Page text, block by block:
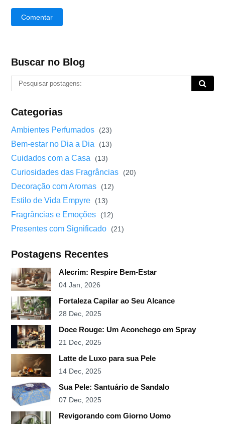
Comentar
Buscar no Blog
Categorias
Ambientes Perfumados (23)
Bem-estar no Dia a Dia (13)
Cuidados com a Casa (13)
Curiosidades das Fragrâncias (20)
Decoração com Aromas (12)
Estilo de Vida Empyre (13)
Fragrâncias e Emoções (12)
Presentes com Significado (21)
Postagens Recentes
Alecrim: Respire Bem-Estar
04 Jan, 2026
Fortaleza Capilar ao Seu Alcance
28 Dec, 2025
Doce Rouge: Um Aconchego em Spray
21 Dec, 2025
Latte de Luxo para sua Pele
14 Dec, 2025
Sua Pele: Santuário de Sandalo
07 Dec, 2025
Revigorando com Giorno Uomo